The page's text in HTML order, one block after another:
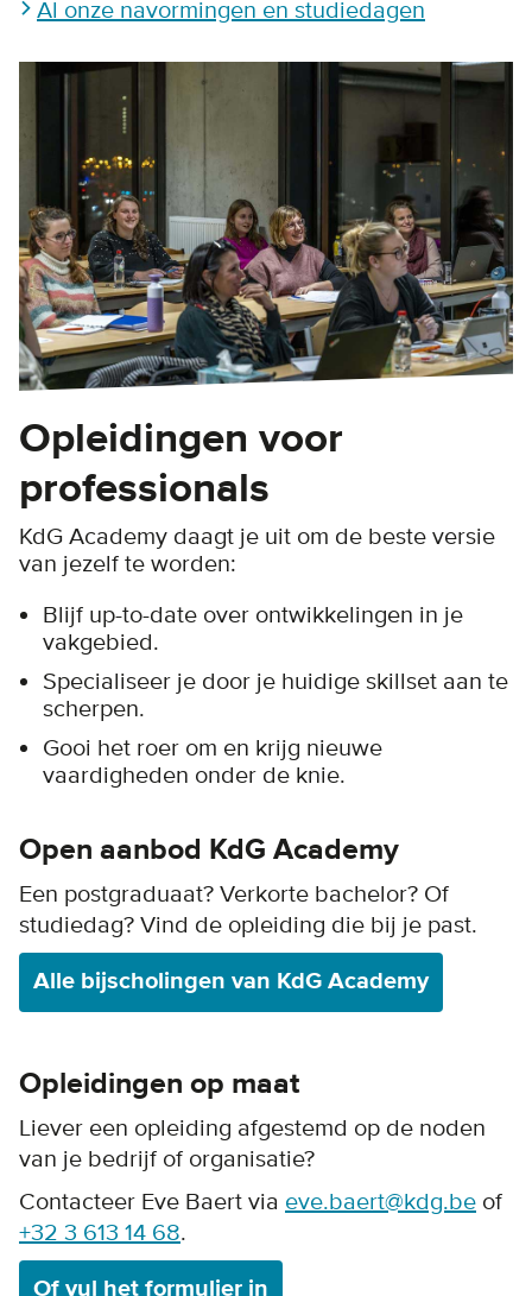
Al onze navormingen en studiedagen
Opleidingen voor
professionals
KdG Academy daagt je uit om de beste versie
van jezelf te worden:
Blijf up-to-date over ontwikkelingen in je
vakgebied.
Specialiseer je door je huidige skillset aan te
scherpen.
Gooi het roer om en krijg nieuwe
vaardigheden onder de knie.
Open aanbod KdG Academy
Een postgraduaat? Verkorte bachelor? Of
studiedag? Vind de opleiding die bij je past.
Alle bijscholingen van KdG Academy
Opleidingen op maat
Liever een opleiding afgestemd op de noden
van je bedrijf of organisatie?
Contacteer Eve Baert via eve.baert@kdg.be of
+32 3 613 14 68.
Of vul het formulier in